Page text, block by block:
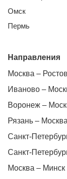
Омск
Пермь
Направления
Москва –
Иваново –
Воронеж –
Рязань – Москва
Санкт-
Санкт-
Москва – Минск